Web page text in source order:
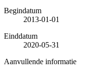
Begindatum
2013-01-01
Einddatum
2020-05-31
Aanvullende informatie